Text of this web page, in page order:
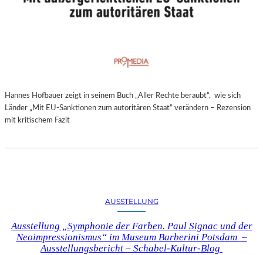
Hannes Hofbauer zeigt in seinem Buch „Aller Rechte beraubt“, wie sich
Länder „Mit EU-Sanktionen zum autoritären Staat“ verändern – Rezension
mit kritischem Fazit
AUSSTELLUNG
Ausstellung „Symphonie der Farben. Paul Signac und der
Neoimpressionismus“ im Museum Barberini Potsdam –
Ausstellungsbericht – Schabel-Kultur-Blog